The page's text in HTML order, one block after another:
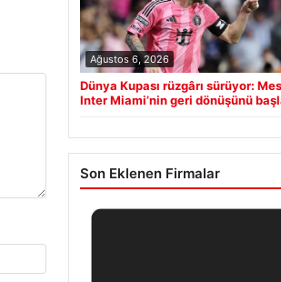
Ağustos 6, 2026
Dünya Kupası rüzgârı sürüyor:
Inter Miami’nin geri dönüşünü
Son Eklenen Firmalar